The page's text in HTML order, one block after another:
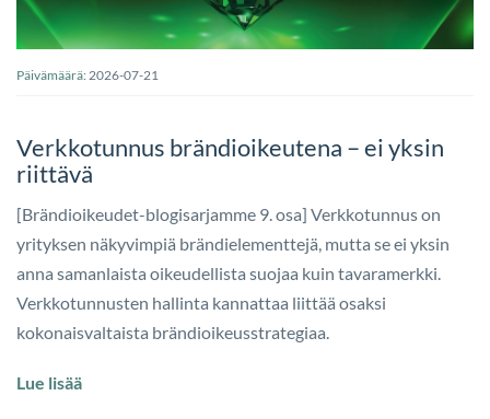
Päivämäärä:2026-07-21
Verkkotunnus brändioikeutena – ei yksin
riittävä
[Brändioikeudet-blogisarjamme 9. osa] Verkkotunnus on
yrityksen näkyvimpiä brändielementtejä, mutta se ei yksin
anna samanlaista oikeudellista suojaa kuin tavaramerkki.
Verkkotunnusten hallinta kannattaa liittää osaksi
kokonaisvaltaista brändioikeusstrategiaa.
Lue lisää